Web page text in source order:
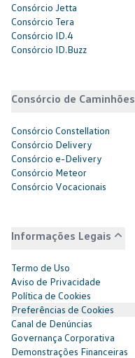
Consórcio Jetta
Consórcio Tera
Consórcio ID.4
Consórcio ID.Buzz
Consórcio de Caminhões
Consórcio Constellation
Consórcio Delivery
Consórcio e-Delivery
Consórcio Meteor
Consórcio Vocacionais
Informações Legais
Termo de Uso
Aviso de Privacidade
Política de Cookies
Preferências de Cookies
Canal de Denúncias
Governança Corporativa
Demonstrações Financeiras